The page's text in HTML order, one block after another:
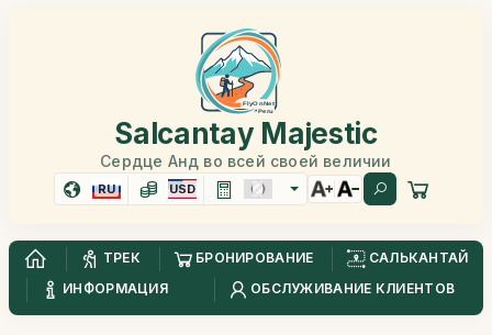
Salcantay Majestic
Сердце Анд во всей своей величии
RU USD
ТРЕК БРОНИРОВАНИЕ
САЛЬКАНТАЙ
ИНФОРМАЦИЯ
ОБСЛУЖИВАНИЕ КЛИЕНТОВ